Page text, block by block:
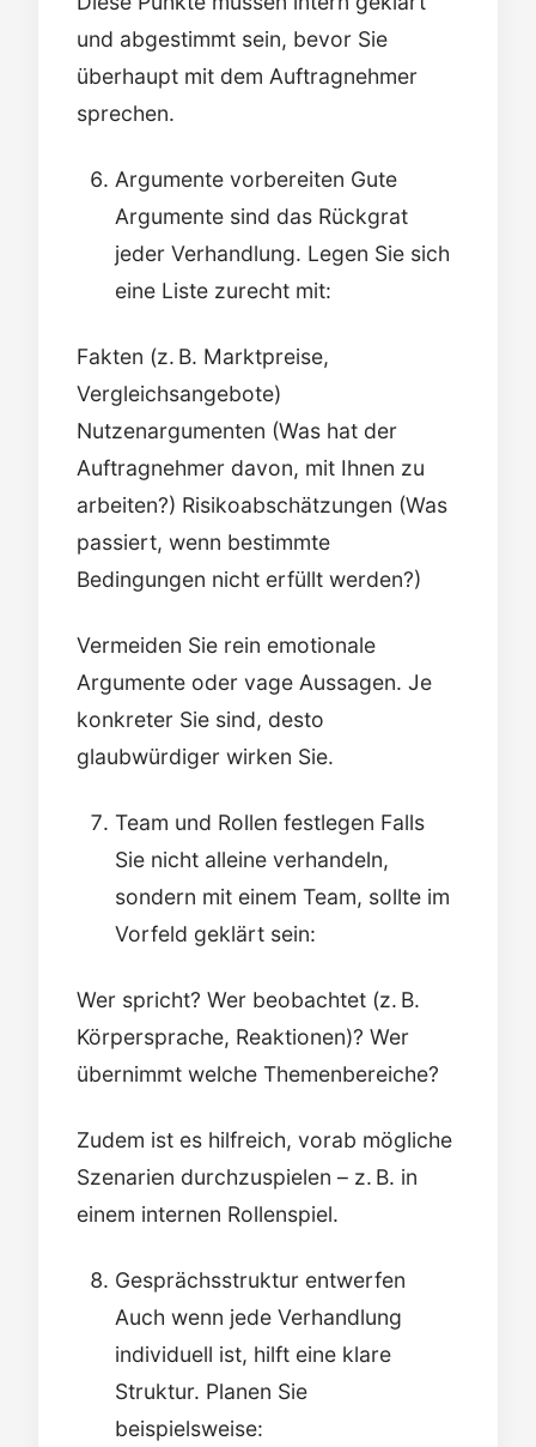
und abgestimmt sein, bevor Sie
überhaupt mit dem Auftragnehmer
sprechen.
Argumente vorbereiten Gute
Argumente sind das Rückgrat
jeder Verhandlung. Legen Sie sich
eine Liste zurecht mit:
Fakten (z. B. Marktpreise,
Vergleichsangebote)
Nutzenargumenten (Was hat der
Auftragnehmer davon, mit Ihnen zu
arbeiten?) Risikoabschätzungen (Was
passiert, wenn bestimmte
Bedingungen nicht erfüllt werden?)
Vermeiden Sie rein emotionale
Argumente oder vage Aussagen. Je
konkreter Sie sind, desto
glaubwürdiger wirken Sie.
Team und Rollen festlegen Falls
Sie nicht alleine verhandeln,
sondern mit einem Team, sollte im
Vorfeld geklärt sein:
Wer spricht? Wer beobachtet (z. B.
Körpersprache, Reaktionen)? Wer
übernimmt welche Themenbereiche?
Zudem ist es hilfreich, vorab mögliche
Szenarien durchzuspielen – z. B. in
einem internen Rollenspiel.
Gesprächsstruktur entwerfen
Auch wenn jede Verhandlung
individuell ist, hilft eine klare
Struktur. Planen Sie
beispielsweise: